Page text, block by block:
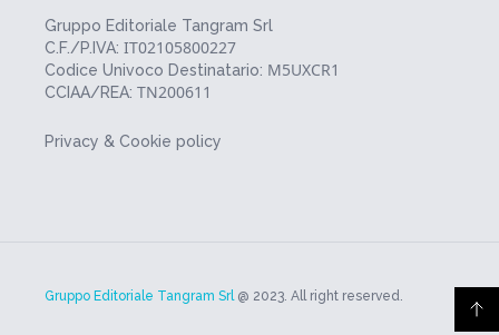
Gruppo Editoriale Tangram Srl
C.F./P.IVA: IT02105800227
Codice Univoco Destinatario: M5UXCR1
CCIAA/REA: TN200611
Privacy & Cookie policy
Gruppo Editoriale Tangram Srl @ 2023. All right reserved.